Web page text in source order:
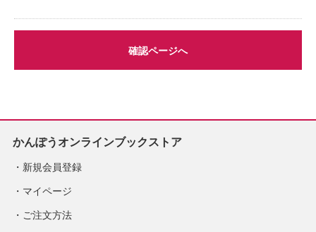
確認ページへ
かんぽうオンラインブックストア
新規会員登録
マイページ
ご注文方法